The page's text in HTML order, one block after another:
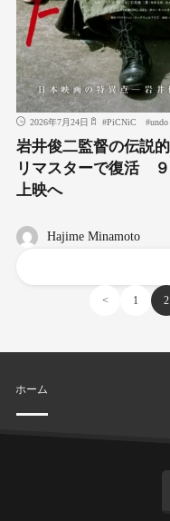
2026年7月24日 #PiCNiC #undo
岩井俊二監督の伝説
リマスターで復活
上映へ
Hajime Minamoto
< 1 2
ホーム